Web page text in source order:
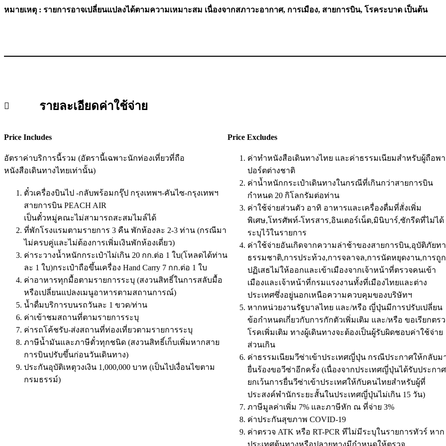
หมายเหตุ : รายการอาจเปลี่ยนแปลงได้ตามความเหมาะสม เนื่องจากสภาวะอากาศ, การเมือง, สายการบิน, โรคระบาด เป็นต้น
รายละเอียดค่าใช้จ่าย
Price Includes
อัตราค่าบริการนี้รวม (อัตรานี้เฉพาะนักท่องเที่ยวที่ถือ
หนังสือเดินทางไทยเท่านั้น)
ตั๋วเครื่องบินไป -กลับพร้อมกรุ๊ป กรุงเทพฯ-คันไซ-กรุงเทพฯ
สายการบิน PEACH AIR
เป็นตั๋วหมู่คณะไม่สามารถสะสมไมล์ได้
ที่พักโรงแรมตามรายการ 3 คืน พักห้องละ 2-3 ท่าน (กรณีมา
ไม่ครบคู่และไม่ต้องการเพิ่มเงินพักห้องเดี่ยว)
ค่าระวางน้ำหนักกระเป๋าไม่เกิน 20 กก.ต่อ 1 ใบ(โหลดได้ท่าน
ละ 1 ใบ)กระเป๋าถือขึ้นเครื่อง Hand Carry 7 กก.ต่อ 1 ใบ
ค่าอาหารทุกมื้อตามรายการระบุ (สงวนสิทธิ์ในการสลับมื้อ
หรือเปลี่ยนแปลงเมนูอาหารตามสถานการณ์)
น้ำดื่มบริการบนรถวันละ 1 ขวด/ท่าน
ค่าเข้าชมสถานที่ตามรายการระบุ
ค่ารถโค้ชรับ-ส่งสถานที่ท่องเที่ยวตามรายการระบุ
ภาษีน้ำมันและภาษีตั๋วทุกชนิด (สงวนสิทธิ์เก็บเพิ่มหากสาย
การบินปรับขึ้นก่อนวันเดินทาง)
ประกันอุบัติเหตุวงเงิน 1,000,000 บาท (เป็นไปเงื่อนไขตาม
กรมธรรม์)
Price Excludes
ค่าทำหนังสือเดินทางไทย และค่าธรรมเนียมสำหรับผู้ถือพ
ปอร์ตต่างชาติ
ค่าน้ำหนักกระเป๋าเดินทางในกรณีที่เกินกว่าสายการบิน
กำหนด 20 กิโลกรัมต่อท่าน
ค่าใช้จ่ายส่วนตัว อาทิ อาหารและเครื่องดื่มที่สั่งเพิ่ม
พิเศษ,โทรศัพท์-โทรสาร,อินเตอร์เน็ต,มินิบาร์,ซักรีดที่ไม่ได้
ระบุไว้ในรายการ
ค่าใช้จ่ายอันเกิดจากความล่าช้าของสายการบิน,อุบัติภัยท
ธรรมชาติ,การประท้วง,การจลาจล,การนัดหยุดงาน,การถูก
ปฏิเสธไม่ให้ออกและเข้าเมืองจากเจ้าหน้าที่ตรวจคนเข้า
เมืองและเจ้าหน้าที่กรมแรงงานทั้งที่เมืองไทยและต่าง
ประเทศซึ่งอยู่นอกเหนือความควบคุมของบริษัทฯ
หากหน่วยงานรัฐบาลไทย และ/หรือ ญี่ปุ่นมีการปรับเปลี่ยน
ข้อกำหนดเกี่ยวกับการกักตัวเพิ่มเติม และ/หรือ ขอเรียกตร
โรคเพิ่มเติม ทางผู้เดินทางจะต้องเป็นผู้รับผิดชอบค่าใช้จ่าย
ส่วนเกิน
ค่าธรรมเนียมวีซ่าเข้าประเทศญี่ปุ่น กรณีประกาศให้กลับม
ยื่นร้องขอวีซ่าอีกครั้ง (เนื่องจากประเทศญี่ปุ่นได้รับประกาศ
ยกเว้นการยื่นวีซ่าเข้าประเทศให้กับคนไทยสำหรับผู้ที่
ประสงค์พำนักระยะสั้นในประเทศญี่ปุ่นไม่เกิน 15 วัน)
ภาษีมูลค่าเพิ่ม 7% และภาษีหัก ณ ที่จ่าย 3%
ค่าประกันสุขภาพ COVID-19
ค่าตรวจ ATK หรือ RT-PCR ทีไม่มีระบุในรายการทัวร์ หาก
ประเทศต้นทางหรือปลายทางมีกำหนดให้ตรวจ